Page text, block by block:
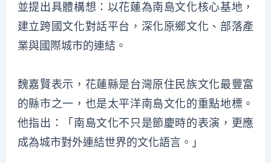
並提出具體構想：以花蓮為南島文化核心基地，
建立跨國文化對話平台，深化原鄉文化、部落產
業與國際城市的連結。
魏嘉賢表示，花蓮縣是台灣原住民族文化最豐富
的縣市之一，也是太平洋南島文化的重點地標。
他指出：「南島文化不只是節慶時的表演，更應
成為城市對外連結世界的文化語言。」